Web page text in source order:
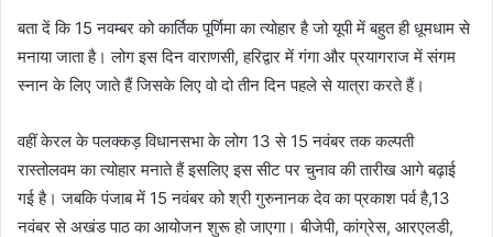
बता दें कि 15 नवम्बर को कार्तिक पूर्णिमा का त्योहार है जो यूपी में बहुत ही धूमधाम से
मनाया जाता है। लोग इस दिन वाराणसी, हरिद्वार में गंगा और प्रयागराज में संगम
स्नान के लिए जाते हैं जिसके लिए वो दो तीन दिन पहले से यात्रा करते हैं।
वहीं केरल के पलक्कड़ विधानसभा के लोग 13 से 15 नवंबर तक कल्पती
रास्तोलवम का त्योहार मनाते हैं इसलिए इस सीट पर चुनाव की तारीख आगे बढ़ाई
गई है। जबकि पंजाब में 15 नवंबर को श्री गुरुनानक देव का प्रकाश पर्व है,13
नवंबर से अखंड पाठ का आयोजन शुरू हो जाएगा। बीजेपी, कांग्रेस, आरएलडी,